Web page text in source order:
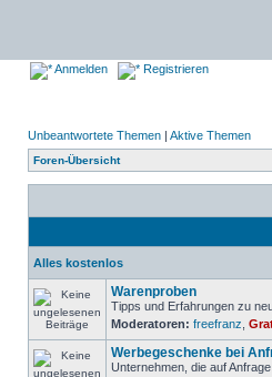
Anmelden Registrieren
Unbeantwortete Themen | Aktive Themen
Foren-Übersicht
Alles kostenlos
Warenproben
Tipps und Erfahrungen zu
Moderatoren: freefranz
Werbegeschenke bei
Unternehmen, die auf